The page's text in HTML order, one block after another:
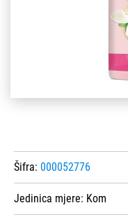
Šifra: 000052776
Jedinica mjere: Kom